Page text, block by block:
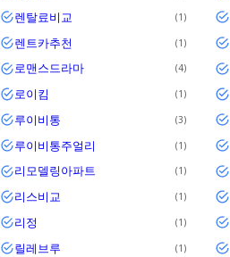
렌탈료비교 1
렌트카추천 1
로맨스드라마 4
로이킴 1
루이비통 3
루이비통주얼리 1
리모델링아파트 1
리스비교 1
리정 1
릴레브루 1